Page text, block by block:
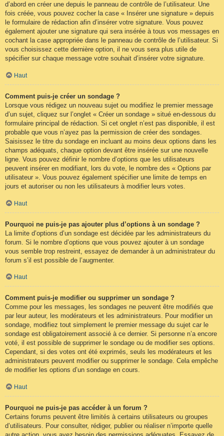
d’abord en créer une depuis le panneau de contrôle de l’utilisateur. Une
fois créée, vous pouvez cocher la case « Insérer une signature » depuis
le formulaire de rédaction afin d’insérer votre signature. Vous pouvez
également ajouter une signature qui sera insérée à tous vos messages en
cochant la case appropriée dans le panneau de contrôle de l’utilisateur. Si
vous choisissez cette dernière option, il ne vous sera plus utile de
spécifier sur chaque message votre souhait d’insérer votre signature.
Haut
Comment puis-je créer un sondage ?
Lorsque vous rédigez un nouveau sujet ou modifiez le premier message
d’un sujet, cliquez sur l’onglet « Créer un sondage » situé en-dessous du
formulaire principal de rédaction. Si cet onglet n’est pas disponible, il est
probable que vous n’ayez pas la permission de créer des sondages.
Saisissez le titre du sondage en incluant au moins deux options dans les
champs adéquats, chaque option devant être insérée sur une nouvelle
ligne. Vous pouvez définir le nombre d’options que les utilisateurs
peuvent insérer en modifiant, lors du vote, le nombre des « Options par
utilisateur ». Vous pouvez également spécifier une limite de temps en
jours et autoriser ou non les utilisateurs à modifier leurs votes.
Haut
Pourquoi ne puis-je pas ajouter plus d’options à un sondage ?
La limite d’options d’un sondage est décidée par les administrateurs du
forum. Si le nombre d’options que vous pouvez ajouter à un sondage
vous semble trop restreint, essayez de demander à un administrateur du
forum s’il est possible de l’augmenter.
Haut
Comment puis-je modifier ou supprimer un sondage ?
Comme pour les messages, les sondages ne peuvent être modifiés que
par leur auteur, les modérateurs et les administrateurs. Pour modifier un
sondage, modifiez tout simplement le premier message du sujet car le
sondage est obligatoirement associé à ce dernier. Si personne n’a encore
voté, il est possible de supprimer le sondage ou de modifier ses options.
Cependant, si des votes ont été exprimés, seuls les modérateurs et les
administrateurs peuvent modifier ou supprimer le sondage. Cela empêche
de modifier les options d’un sondage en cours.
Haut
Pourquoi ne puis-je pas accéder à un forum ?
Certains forums peuvent être limités à certains utilisateurs ou groupes
d’utilisateurs. Pour consulter, rédiger, publier ou réaliser n’importe quelle